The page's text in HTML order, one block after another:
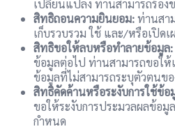
เปลี่ยนแปลง ท่านสามารถร้อง
สิทธิถอนความยินยอม:ท่านสา
เก็บรวบรวม ใช้ และ/หรือเปิด
สิทธิขอให้ลบหรือทำลายข้อมูล:
ข้อมูลต่อไป ท่านสามารถขอให้
ข้อมูลที่ไม่สามารถระบุตัวตนข
สิทธิคัดค้านหรือระงับการใช้ข้อ
ขอให้ระงับการประมวลผลข้อ
กำหนด